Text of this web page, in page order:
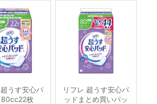
うす安心パ
80cc22枚
リフレ 超うす安心パ
ッドまとめ買いパッ